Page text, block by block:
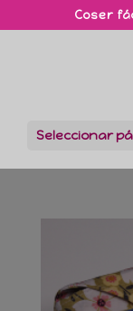
Coser
Seleccionar